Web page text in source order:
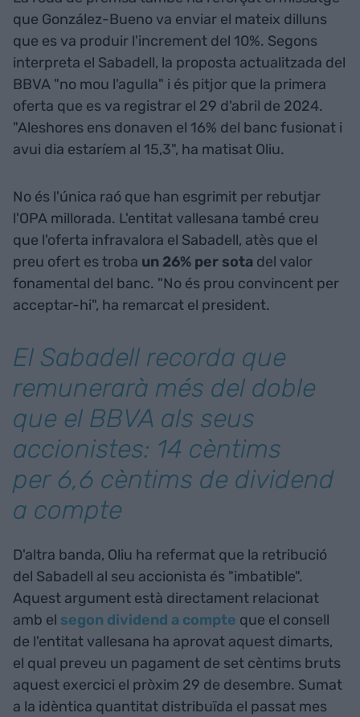
que González-Bueno va enviar el mateix dilluns
que es va produir l'increment del 10%. Segons
interpreta el Sabadell, la proposta actualitzada del
BBVA "no mou l'agulla" i és pitjor que la primera
oferta que es va registrar el 29 d'abril de 2024.
"Aleshores ens donaven el 16% del banc fusionat i
avui dia estaríem al 15,3", ha matisat Oliu.
No és l'única raó que han esgrimit per rebutjar
l'OPA millorada. L'entitat vallesana també creu
que l'oferta infravalora el Sabadell, atès que el
preu ofert es troba un 26% per sota del valor
fonamental del banc. "No és prou convincent per
acceptar-hi", ha remarcat el president.
El Sabadell recorda que
remunerarà més del doble
que el BBVA als seus
accionistes: 14 cèntims
per 6,6 cèntims de dividend
a compte
D'altra banda, Oliu ha refermat que la retribució
del Sabadell al seu accionista és "imbatible".
Aquest argument està directament relacionat
amb el segon dividend a compte que el consell
de l'entitat vallesana ha aprovat aquest dimarts,
el qual preveu un pagament de set cèntims bruts
aquest exercici el pròxim 29 de desembre. Sumat
a la idèntica quantitat distribuïda el passat mes